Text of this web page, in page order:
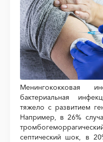
Менингококковая
бактериальная
тяжело с развитием
Например, в 26%
септический шок, в